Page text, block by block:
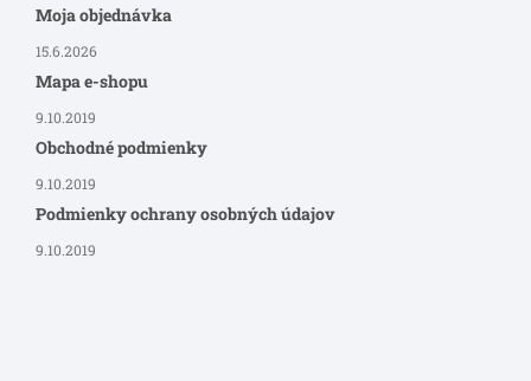
Moja objednávka
15.6.2026
Mapa e-shopu
9.10.2019
Obchodné podmienky
9.10.2019
Podmienky ochrany osobných údajov
9.10.2019